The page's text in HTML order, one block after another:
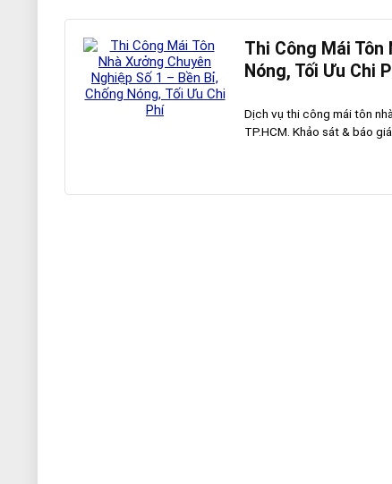
Thi Công Mái Tôn
Nóng, Tối Ưu Chi
Dịch vụ thi công mái tôn
TP.HCM. Khảo sát & báo giá